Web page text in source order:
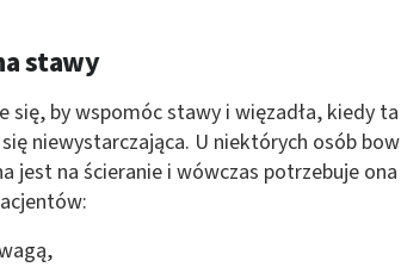
stawy
się, by wspomóc stawy i więzadła, kiedy
niewystarczająca. U niektórych osób
jest na ścieranie i wówczas potrzebuje
aktywnie żądanych informacji